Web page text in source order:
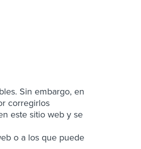
Sin embargo, en
corregirlos
este sitio web y se
o a los que puede